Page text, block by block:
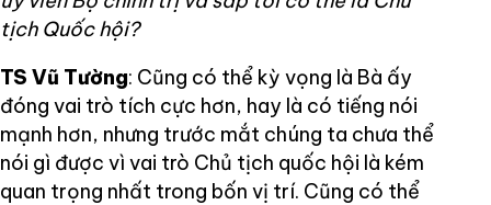
tịch Quốc hội?
TS Vũ Tường: Cũng có thể kỳ vọng là Bà ấy
đóng vai trò tích cực hơn, hay là có tiếng nói
mạnh hơn, nhưng trước mắt chúng ta chưa thể
nói gì được vì vai trò Chủ tịch quốc hội là kém
quan trọng nhất trong bốn vị trí. Cũng có thể